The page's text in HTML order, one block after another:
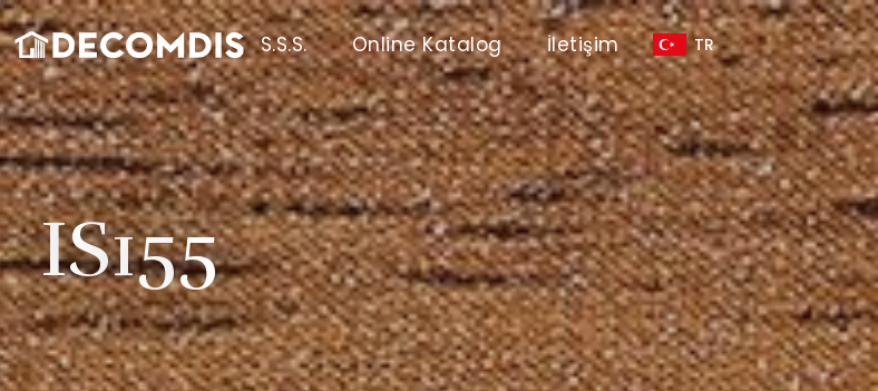
S.S.S. Online Katalog İletişim TR
IS155